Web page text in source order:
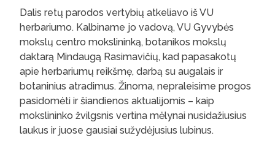
Dalis retų parodos vertybių atkeliavo iš VU
herbariumo. Kalbiname jo vadovą, VU Gyvybės
mokslų centro mokslininką, botanikos mokslų
daktarą Mindaugą Rasimavičių, kad papasakotų
apie herbariumų reikšmę, darbą su augalais ir
botaninius atradimus. Žinoma, nepraleisime progos
pasidomėti ir šiandienos aktualijomis – kaip
mokslininko žvilgsnis vertina mėlynai nusidažiusius
laukus ir juose gausiai sužydėjusius lubinus.